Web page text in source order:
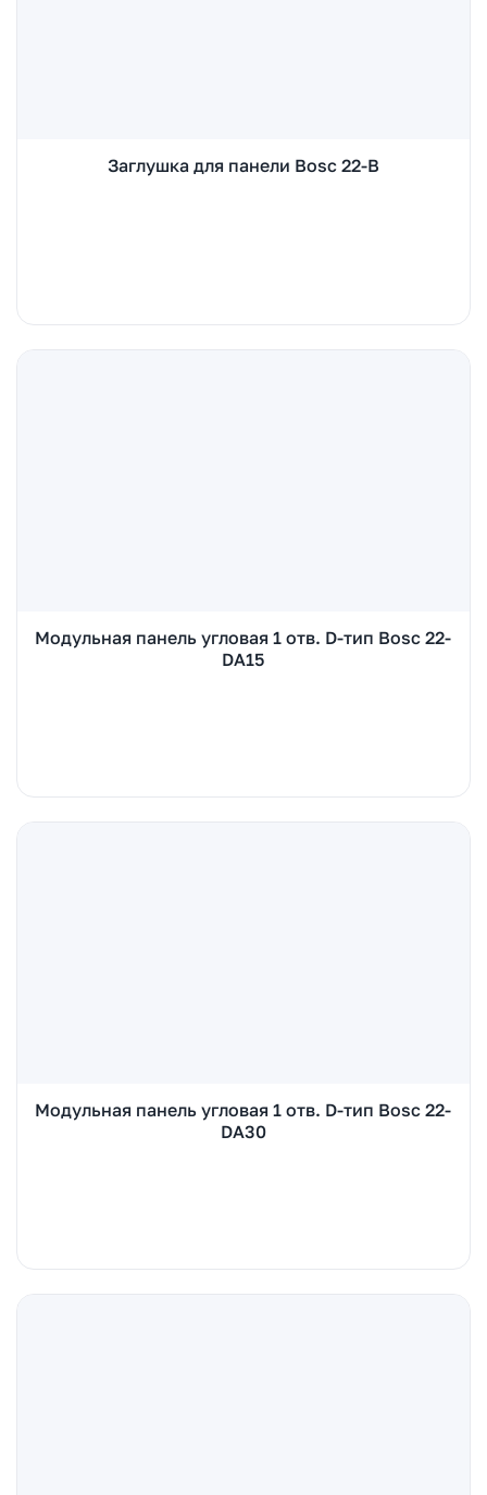
Заглушка для панели Bosc 22-B
Модульная панель угловая 1 отв. D-тип Bosc 22-
DA15
Модульная панель угловая 1 отв. D-тип Bosc 22-
DA30